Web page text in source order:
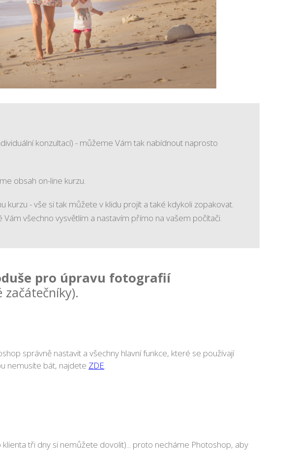
konzultací) - můžeme Vám tak nabídnout naprosto
obsah on-line kurzu.
- vše si tak můžete v klidu projít a také kdykoli zopakovat.
Vám všechno vysvětlím a nastavím přímo na vašem počítači.
pro úpravu fotografií
správně nastavit a všechny hlavní funkce, které se používají
nemusíte bát, najdete ZDE.
tři dny si nemůžete dovolit)... proto necháme Photoshop, aby